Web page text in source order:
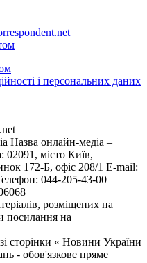
і персональних даних
Назва онлайн-медіа –
02091, місто Київ,
172-Б, офіс 208/1 E-mail:
044-205-43-00
розміщених на
посилання на
сторінки « Новини України
- обов'язкове пряме